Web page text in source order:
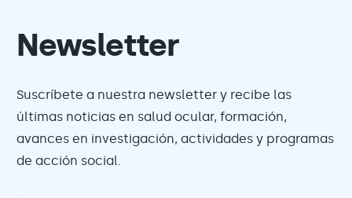
Newsletter
Suscríbete a nuestra newsletter y recibe las
últimas noticias en salud ocular, formación,
avances en investigación, actividades y programas
de acción social.